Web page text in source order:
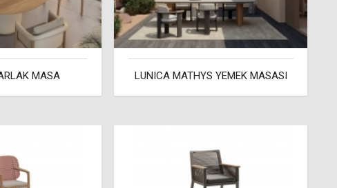
MASA LUNICA MATHYS YEMEK MASASI